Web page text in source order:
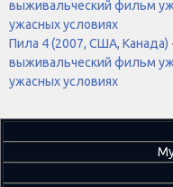
выживальческий фильм
ужасных условиях
Пила 4 (2007, США,
выживальческий фильм
ужасных условиях